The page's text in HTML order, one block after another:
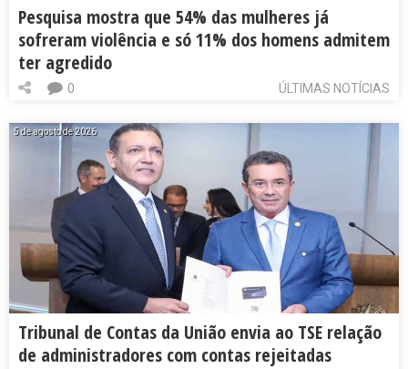
Pesquisa mostra que 54% das mulheres já
sofreram violência e só 11% dos homens admitem
ter agredido
ÚLTIMAS NOTÍCIAS
0
5 de agosto de 2026
Tribunal de Contas da União envia ao TSE relação
de administradores com contas rejeitadas